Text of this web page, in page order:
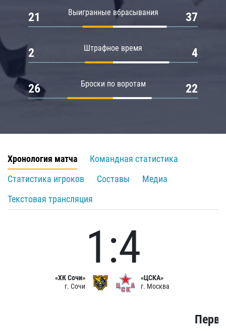
Выигранные вбрасывания
21 37
Штрафное время
2 4
Броски по воротам
26 22
Хронология матча
Командная статистика
Статистика игроков
Составы
Медиа
Текстовая трансляция
«ХК Сочи»
г. Сочи
1:4
«ЦСКА»
г. Москва